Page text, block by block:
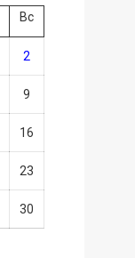
Вс
2
9
16
23
30